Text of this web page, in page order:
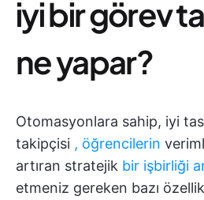
iyi bir görev
ne yapar?
Otomasyonlara sahip, iyi
takipçisi , öğrencilerin
artıran stratejik bir işbirliği
etmeniz gereken bazı